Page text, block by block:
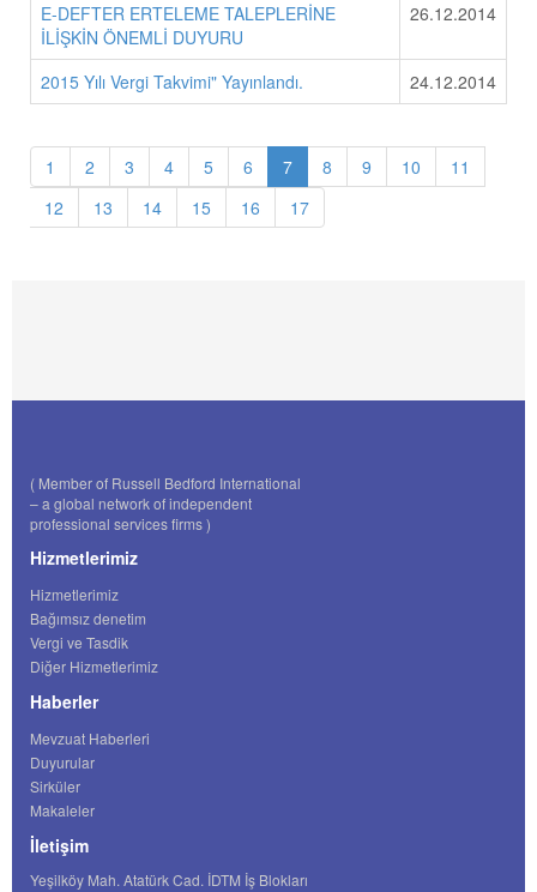
E-DEFTER ERTELEME TALEPLERİNE
İLİŞKİN ÖNEMLİ DUYURU
26.12.2014
2015 Yılı Vergi Takvimi" Yayınlandı. 24.12.2014
1 2 3 4 5 6 7 8 9 10
11
12
13 14 15 16 17
( Member of Russell Bedford International
– a global network of independent
professional services firms )
Hizmetlerimiz
Hizmetlerimiz
Bağımsız denetim
Vergi ve Tasdik
Diğer Hizmetlerimiz
Haberler
Mevzuat Haberleri
Duyurular
Sirküler
Makaleler
İletişim
Yeşilköy Mah. Atatürk Cad. İDTM İş Blokları